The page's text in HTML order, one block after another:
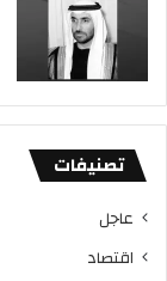
تصنيفات
عاجل
اقتصاد